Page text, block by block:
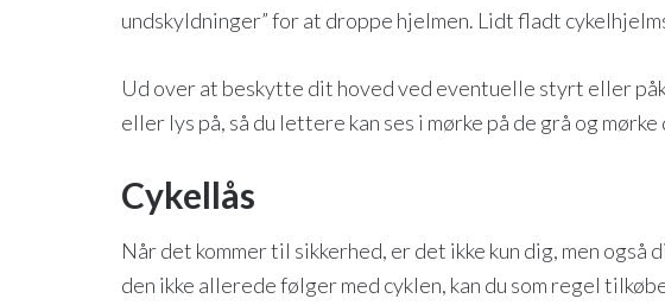
undskyldninger” for at droppe hjelmen. Lidt fladt
Ud over at beskytte dit hoved ved eventuelle styrt eller
eller lys på, så du lettere kan ses i mørke på de grå og mørke
Cykellås
Når det kommer til sikkerhed, er det ikke kun dig, men
den ikke allerede følger med cyklen, kan du som regel